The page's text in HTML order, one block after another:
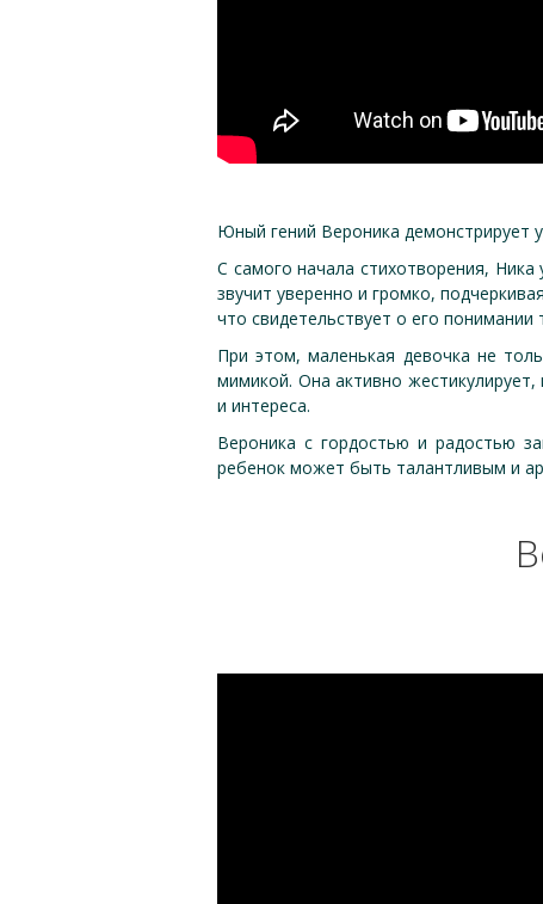
Юный гений Вероника демонстрирует
С самого начала стихотворения,
звучит уверенно и громко,
что свидетельствует о его
При этом, маленькая девочка не
мимикой. Она активно
и интереса.
Вероника с гордостью и радостью
ребенок может быть талантливым и